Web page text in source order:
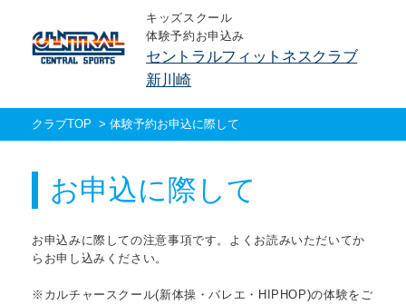
キッズスクール
体験予約お申込み
セントラルフィットネスクラブ
新川崎
クラブTOP > 体験予約お申込に際して
お申込に際して
お申込みに際しての注意事項です。よくお読みいただいてか
らお申し込みください。
※カルチャースクール(新体操・バレエ・HIPHOP)の体験をご